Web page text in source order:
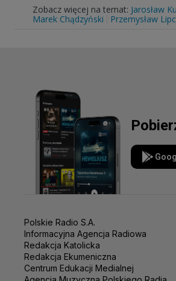
Zobacz więcej na temat: Jarosław
Marek Chądzyński
Przemysław
Polskie Radio S.A.
Informacyjna Agencja Radiowa
Redakcja Katolicka
Redakcja Ekumeniczna
Centrum Edukacji Medialnej